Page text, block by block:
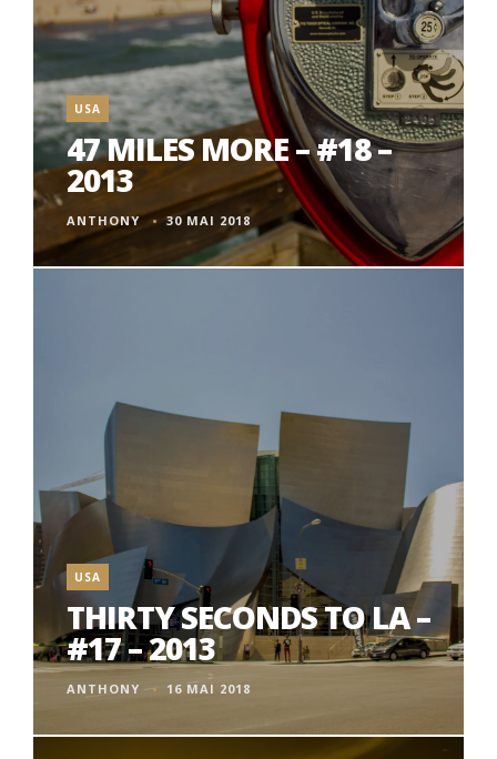
USA
47 MILES MORE – #18 –
2013
ANTHONY 30 MAI 2018
USA
THIRTY SECONDS TO LA –
#17 – 2013
ANTHONY 16 MAI 2018